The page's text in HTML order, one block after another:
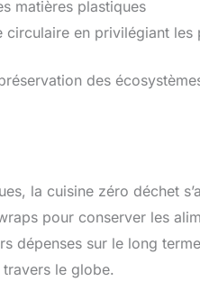
matières plastiques
circulaire en privilégiant
des
la cuisine zéro déchet
pour conserver les
dépenses sur le long
le globe.